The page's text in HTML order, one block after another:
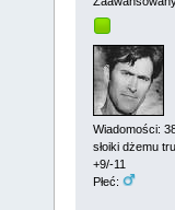
Wiadomości:
słoiki dżemu
+9/-11
Płeć: